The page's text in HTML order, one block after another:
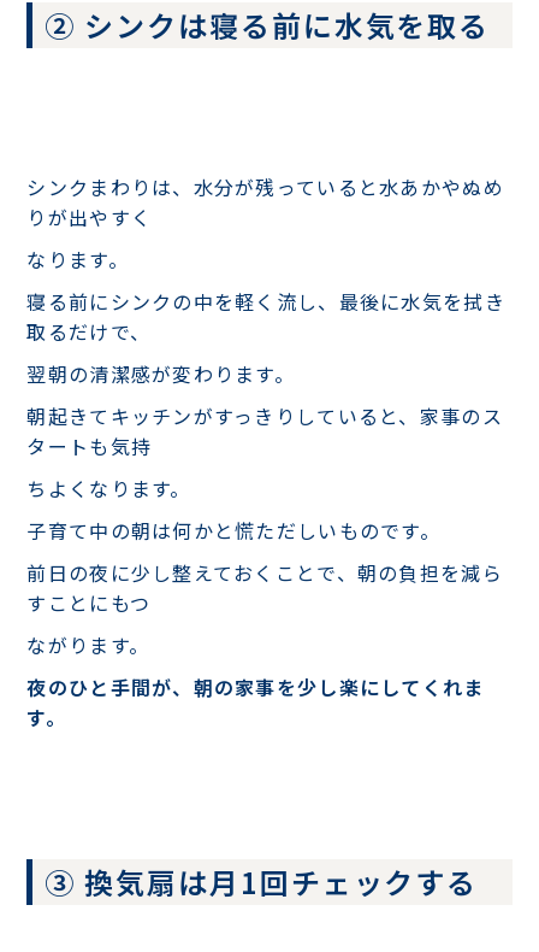
② シンクは寝る前に水気を取る
シンクまわりは、水分が残っていると水あかやぬめ
りが出やすく
なります。
寝る前にシンクの中を軽く流し、最後に水気を拭き
取るだけで、
翌朝の清潔感が変わります。
朝起きてキッチンがすっきりしていると、家事のス
タートも気持
ちよくなります。
子育て中の朝は何かと慌ただしいものです。
前日の夜に少し整えておくことで、朝の負担を減ら
すことにもつ
ながります。
夜のひと手間が、朝の家事を少し楽にしてくれま
す。
③ 換気扇は月1回チェックする